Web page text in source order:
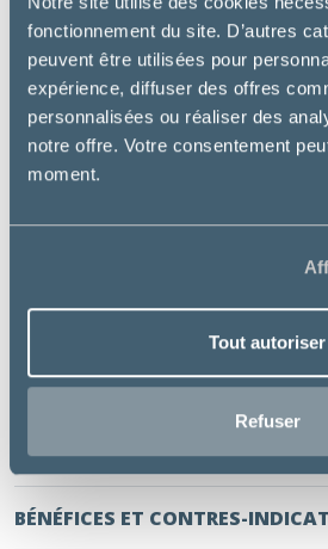
fonctionnement du site. D’autres
peuvent être utilisées pour
expérience, diffuser des offres
personnalisées ou réaliser des
notre offre. Votre consentement
moment.
Tout autoriser
Refuser
artificiel
Ingrédients santé de haute
nos vétérinaires
Basée sur des études
publications
Bienfaits essentiels :
Contrôle du poids et de la
Soutien de la peau et du
Contrôle des boules de poils
INFORMATIONS
INGRÉDIENTS
BÉNÉFICES ET CONTRES-